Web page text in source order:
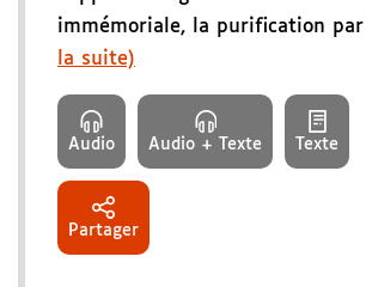
immémoriale, la purification par
la suite)
Audio Audio + Texte Texte
Partager